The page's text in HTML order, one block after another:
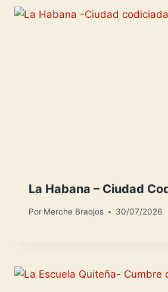
s
La Habana – Ciudad
Por Merche Braojos 30/07/2026